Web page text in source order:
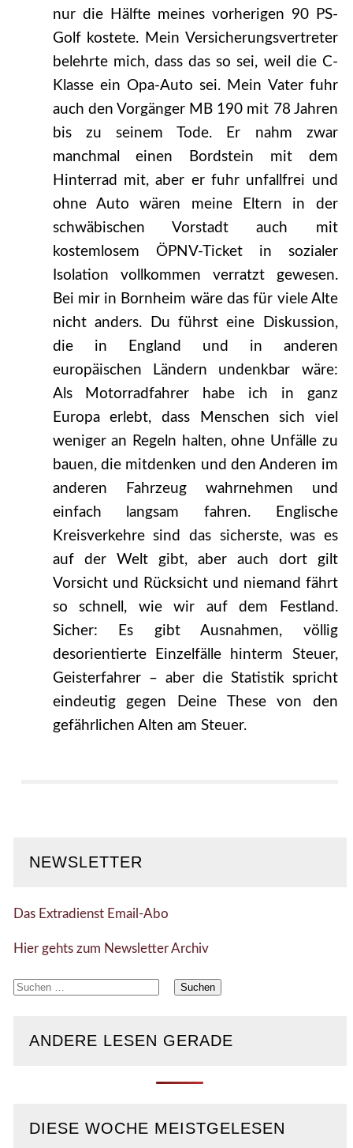
nur die Hälfte meines vorherigen 90 PS-
Golf kostete. Mein Versicherungsvertreter
belehrte mich, dass das so sei, weil die C-
Klasse ein Opa-Auto sei. Mein Vater fuhr
auch den Vorgänger MB 190 mit 78 Jahren
bis zu seinem Tode. Er nahm zwar
manchmal einen Bordstein mit dem
Hinterrad mit, aber er fuhr unfallfrei und
ohne Auto wären meine Eltern in der
schwäbischen Vorstadt auch mit
kostemlosem ÖPNV-Ticket in sozialer
Isolation vollkommen verratzt gewesen.
Bei mir in Bornheim wäre das für viele Alte
nicht anders. Du führst eine Diskussion,
die in England und in anderen
europäischen Ländern undenkbar wäre:
Als Motorradfahrer habe ich in ganz
Europa erlebt, dass Menschen sich viel
weniger an Regeln halten, ohne Unfälle zu
bauen, die mitdenken und den Anderen im
anderen Fahrzeug wahrnehmen und
einfach langsam fahren. Englische
Kreisverkehre sind das sicherste, was es
auf der Welt gibt, aber auch dort gilt
Vorsicht und Rücksicht und niemand fährt
so schnell, wie wir auf dem Festland.
Sicher: Es gibt Ausnahmen, völlig
desorientierte Einzelfälle hinterm Steuer,
Geisterfahrer – aber die Statistik spricht
eindeutig gegen Deine These von den
gefährlichen Alten am Steuer.
NEWSLETTER
Das Extradienst Email-Abo
Hier gehts zum Newsletter Archiv
Suchen
ANDERE LESEN GERADE
DIESE WOCHE MEISTGELESEN